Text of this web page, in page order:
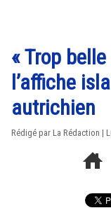
« Trop
l’affiche
autrichien
Rédigé par La Rédaction |